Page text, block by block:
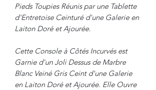
Pieds Toupies Réunis par une Tablette
d'Entretoise Ceinturé d'une Galerie en
Laiton Doré et Ajourée.
Cette Console à Côtés Incurvés est
Garnie d'un Joli Dessus de Marbre
Blanc Veiné Gris Ceint d'une Galerie
en Laiton Doré et Ajourée. Elle Ouvre